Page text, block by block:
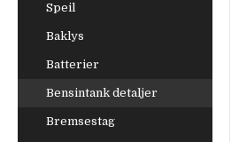
Speil
Baklys
Batterier
Bensintank detaljer
Bremsestag